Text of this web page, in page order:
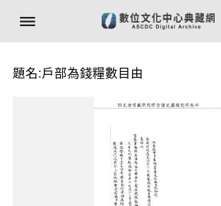
題名:戶部為錢糧數目由